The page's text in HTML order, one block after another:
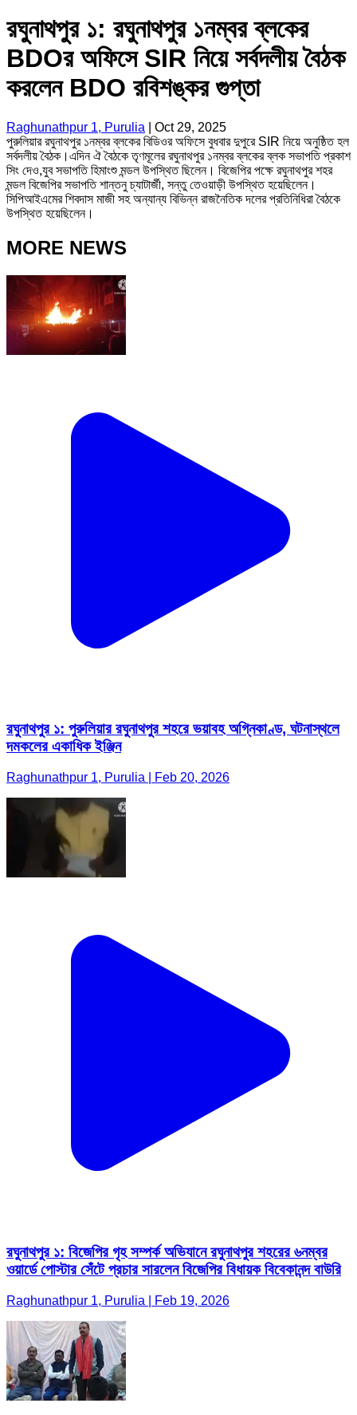
রঘুনাথপুর ১: রঘুনাথপুর ১নম্বর ব্লকের
BDOর অফিসে SIR নিয়ে সর্বদলীয় বৈঠক
করলেন BDO রবিশঙ্কর গুপ্তা
Raghunathpur 1, Purulia
Oct 29, 2025
পুরুলিয়ার রঘুনাথপুর ১নম্বর ব্লকের বিডিওর অফিসে বুধবার দুপুরে SIR নিয়ে অনুষ্ঠিত হল
সর্বদলীয় বৈঠক।এদিন ঐ বৈঠকে তৃণমূলের রঘুনাথপুর ১নম্বর ব্লকের ব্লক সভাপতি প্রকাশ
সিং দেও,যুব সভাপতি হিমাংশু মন্ডল উপস্থিত ছিলেন। বিজেপির পক্ষে রঘুনাথপুর শহর
মন্ডল বিজেপির সভাপতি শান্তনু চ্যাটার্জী, সন্তু তেওয়াড়ী উপস্থিত হয়েছিলেন।
সিপিআইএমের শিবদাস মাজী সহ অন্যান্য বিভিন্ন রাজনৈতিক দলের প্রতিনিধিরা বৈঠকে
উপস্থিত হয়েছিলেন।
MORE NEWS
রঘুনাথপুর ১: পুরুলিয়ার রঘুনাথপুর শহরে ভয়াবহ অগ্নিকাণ্ড, ঘটনাস্থলে
দমকলের একাধিক ইঞ্জিন
Raghunathpur 1, Purulia | Feb 20, 2026
রঘুনাথপুর ১: বিজেপির গৃহ সম্পর্ক অভিযানে রঘুনাথপুর শহরের ৬নম্বর
ওয়ার্ডে পোস্টার সেঁটে প্রচার সারলেন বিজেপির বিধায়ক বিবেকানন্দ বাউরি
Raghunathpur 1, Purulia | Feb 19, 2026